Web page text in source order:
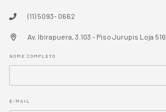
(11) 5093- 0662
Av. Ibirapuera, 3.103 - Piso Jurupis Loja 516
NOME COMPLETO
E-MAIL